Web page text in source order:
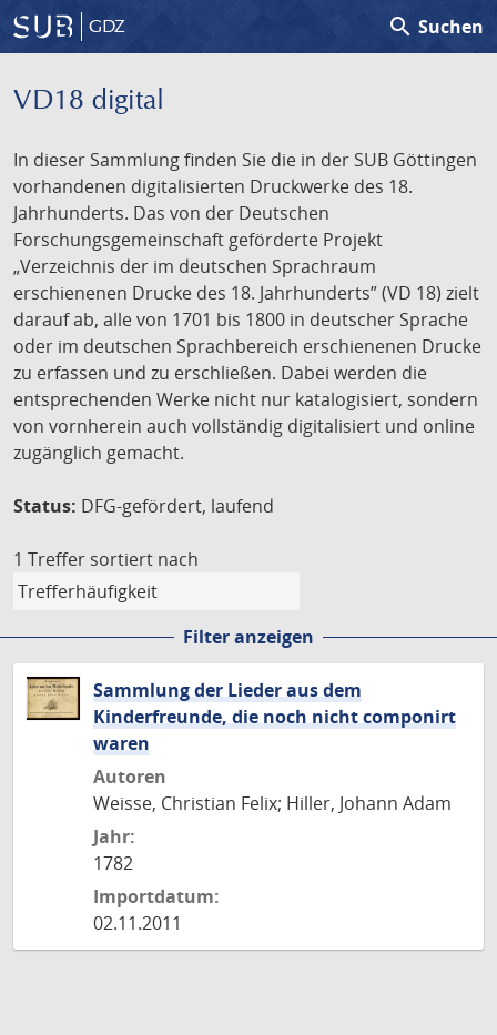
GDZ search Suchen
VD18 digital
In dieser Sammlung finden Sie die in der SUB Göttingen
vorhandenen digitalisierten Druckwerke des 18.
Jahrhunderts. Das von der Deutschen
Forschungsgemeinschaft geförderte Projekt
„Verzeichnis der im deutschen Sprachraum
erschienenen Drucke des 18. Jahrhunderts” (VD 18) zielt
darauf ab, alle von 1701 bis 1800 in deutscher Sprache
oder im deutschen Sprachbereich erschienenen Drucke
zu erfassen und zu erschließen. Dabei werden die
entsprechenden Werke nicht nur katalogisiert, sondern
von vornherein auch vollständig digitalisiert und online
zugänglich gemacht.
Status: DFG-gefördert, laufend
1 Treffer sortiert nach
Filter anzeigen
Sammlung der Lieder aus dem
Kinderfreunde, die noch nicht componirt
waren
Autoren
Weisse, Christian Felix; Hiller, Johann Adam
Jahr:
1782
Importdatum:
02.11.2011